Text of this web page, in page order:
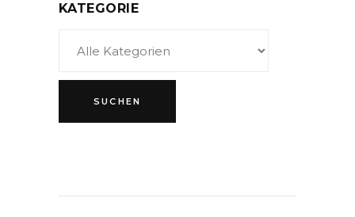
KATEGORIE